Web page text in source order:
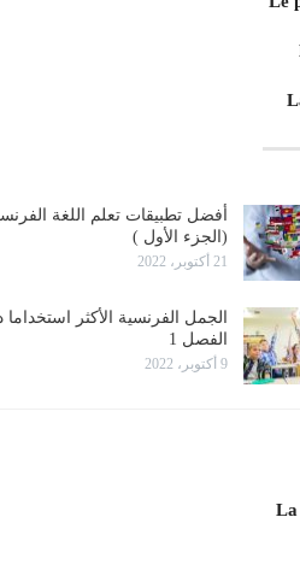
أفضل تطبيقات تعلم اللغة
(الجزء الأول )
21 أكتوبر، 2022
الجمل الفرنسية الأكثر
الفصل 1
9 أكتوبر، 2022